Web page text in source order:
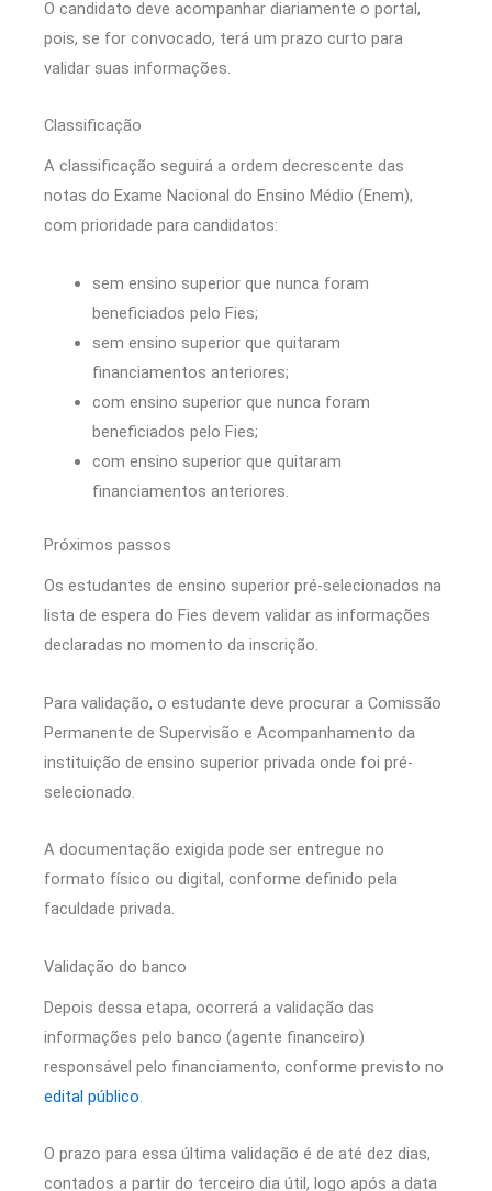
O candidato deve acompanhar diariamente o portal,
pois, se for convocado, terá um prazo curto para
validar suas informações.
Classificação
A classificação seguirá a ordem decrescente das
notas do Exame Nacional do Ensino Médio (Enem),
com prioridade para candidatos:
sem ensino superior que nunca foram
beneficiados pelo Fies;
sem ensino superior que quitaram
financiamentos anteriores;
com ensino superior que nunca foram
beneficiados pelo Fies;
com ensino superior que quitaram
financiamentos anteriores.
Próximos passos
Os estudantes de ensino superior pré-selecionados na
lista de espera do Fies devem validar as informações
declaradas no momento da inscrição.​​
​​Para validação, o estudante deve procurar a Comissão
Permanente de Supervisão e Acompanhamento da
instituição de ensino superior privada onde foi pré-
selecionado.
A documentação exigida pode ser entregue no
formato físico ou digital, conforme definido pela
faculdade privada.
Validação do banco
Depois dessa etapa, ocorrerá a validação das
informações pelo banco (agente financeiro)
responsável pelo financiamento, conforme previsto no
edital público.
O prazo para essa última validação é de até dez dias,
contados a partir do terceiro dia útil, logo após a data